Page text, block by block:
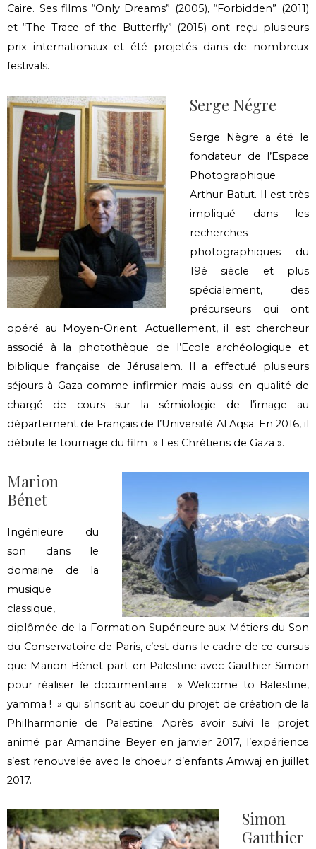
Caire. Ses films “Only Dreams” (2005), “Forbidden” (2011)
et “The Trace of the Butterfly” (2015) ont reçu plusieurs
prix internationaux et été projetés dans de nombreux
festivals.
Serge Négre
Serge Nègre a été le
fondateur de l’Espace
Photographique
Arthur Batut. Il est très
impliqué dans les
recherches
photographiques du
19è siècle et plus
spécialement, des
précurseurs qui ont
opéré au Moyen-Orient. Actuellement, il est chercheur
associé à la photothèque de l’Ecole archéologique et
biblique française de Jérusalem. Il a effectué plusieurs
séjours à Gaza comme infirmier mais aussi en qualité de
chargé de cours sur la sémiologie de l’image au
département de Français de l’Université Al Aqsa. En 2016, il
débute le tournage du film » Les Chrétiens de Gaza ».
Marion
Bénet
Ingénieure du
son dans le
domaine de la
musique
classique,
diplômée de la Formation Supérieure aux Métiers du Son
du Conservatoire de Paris, c’est dans le cadre de ce cursus
que Marion Bénet part en Palestine avec Gauthier Simon
pour réaliser le documentaire » Welcome to Balestine,
yamma ! » qui s’inscrit au coeur du projet de création de la
Philharmonie de Palestine. Après avoir suivi le projet
animé par Amandine Beyer en janvier 2017, l’expérience
s’est renouvelée avec le choeur d’enfants Amwaj en juillet
2017.
Simon
Gauthier